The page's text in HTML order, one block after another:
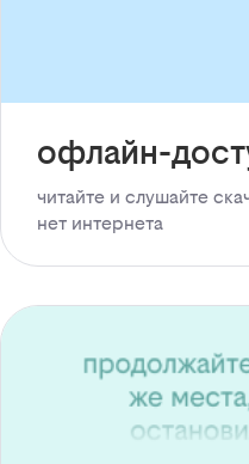
офлайн-
читайте и слушайте
нет интернета